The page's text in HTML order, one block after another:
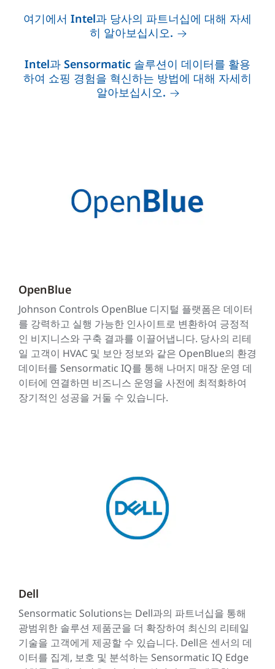
여기에서 Intel과 당사의 파트너십에 대해 자세
히 알아보십시오.
Intel과 Sensormatic 솔루션이 데이터를 활용
하여 쇼핑 경험을 혁신하는 방법에 대해 자세히
알아보십시오.
OpenBlue
Johnson Controls OpenBlue 디지털 플랫폼은 데이터
를 강력하고 실행 가능한 인사이트로 변환하여 긍정적
인 비지니스와 구축 결과를 이끌어냅니다. 당사의 리테
일 고객이 HVAC 및 보안 정보와 같은 OpenBlue의 환경
데이터를 Sensormatic IQ를 통해 나머지 매장 운영 데
이터에 연결하면 비즈니스 운영을 사전에 최적화하여
장기적인 성공을 거둘 수 있습니다.
Dell
Sensormatic Solutions는 Dell과의 파트너십을 통해
광범위한 솔루션 제품군을 더 확장하여 최신의 리테일
기술을 고객에게 제공할 수 있습니다. Dell은 센서의 데
이터를 집계, 보호 및 분석하는 Sensormatic IQ Edge